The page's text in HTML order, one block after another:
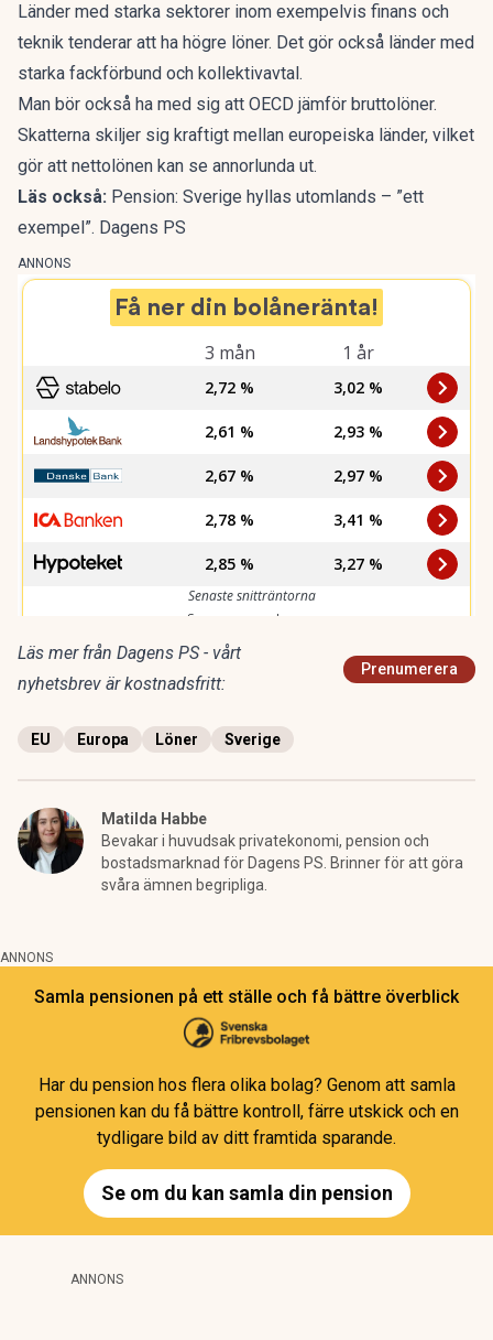
Länder med starka sektorer inom exempelvis finans och
teknik tenderar att ha högre löner. Det gör också länder med
starka fackförbund och kollektivavtal.
Man bör också ha med sig att OECD jämför bruttolöner.
Skatterna skiljer sig kraftigt mellan europeiska länder, vilket
gör att nettolönen kan se annorlunda ut.
Läs också: Pension: Sverige hyllas utomlands – ”ett
exempel”. Dagens PS
ANNONS
Läs mer från Dagens PS - vårt
nyhetsbrev är kostnadsfritt:
Prenumerera
EU Europa Löner Sverige
Matilda Habbe
Bevakar i huvudsak privatekonomi, pension och
bostadsmarknad för Dagens PS. Brinner för att göra
svåra ämnen begripliga.
ANNONS
Samla pensionen på ett ställe och få bättre överblick
Har du pension hos flera olika bolag? Genom att samla
pensionen kan du få bättre kontroll, färre utskick och en
tydligare bild av ditt framtida sparande.
Se om du kan samla din pension
ANNONS